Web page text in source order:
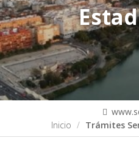
Inicio
Trámites